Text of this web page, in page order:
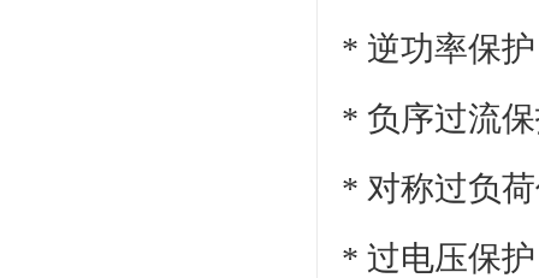
* 逆功率保护
* 负序过流
* 对称过负
* 过电压保护